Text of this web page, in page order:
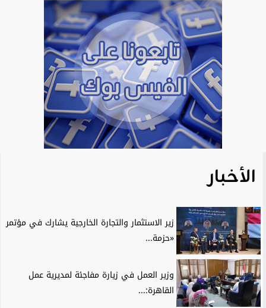
الأخبار
زير الاستثمار والتجارة الخارجية يشارك في مؤتمر
«حزمة...
وزير العمل في زيارة مفاجئة لمديرية عمل
القاهرة:...